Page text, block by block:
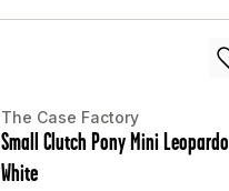
The Case Factory
Small Clutch Pony Mini Leopardo
White